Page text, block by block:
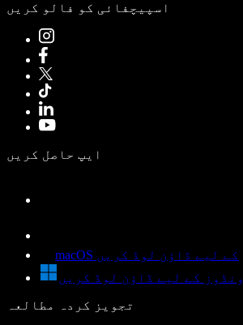
اسپیچفائی کو فالو کریں
ایپ حاصل کریں
macOS کے لیے ڈاؤن لوڈ کریں
ونڈوز کے لیے ڈاؤن لوڈ کریں
تجویز کردہ مطالعہ